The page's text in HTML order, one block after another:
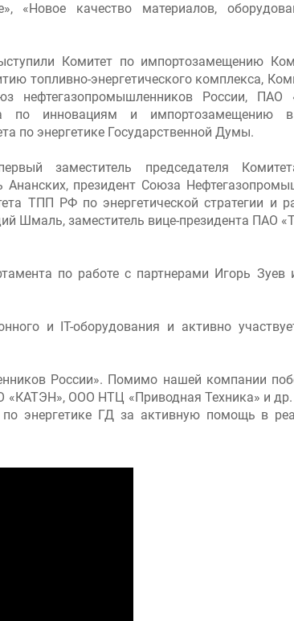
«Новое качество материалов,
Комитет по импортозамещению
топливно-энергетического комплекса,
нефтегазопромышленников России, ПАО
по инновациям и импортозамещению
по энергетике Государственной Думы.
заместитель председателя
президент Союза
ТПП РФ по энергетической стратегии и
Шмаль, заместитель вице-президента ПАО
по работе с партнерами Игорь Зуев
и IT-оборудования и активно
России». Помимо нашей компании
ООО НТЦ «Приводная Техника» и
энергетике ГД за активную помощь в